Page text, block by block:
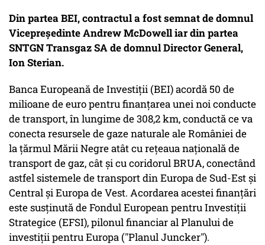
Din partea BEI, contractul a fost semnat de domnul
Vicepreședinte Andrew McDowell iar din partea
SNTGN Transgaz SA de domnul Director General,
Ion Sterian.
Banca Europeană de Investiții (BEI) acordă 50 de
milioane de euro pentru finanțarea unei noi conducte
de transport, în lungime de 308,2 km, conductă ce va
conecta resursele de gaze naturale ale României de
la țărmul Mării Negre atât cu rețeaua națională de
transport de gaz, cât și cu coridorul BRUA, conectând
astfel sistemele de transport din Europa de Sud-Est și
Central și Europa de Vest. Acordarea acestei finanțări
este susținută de Fondul European pentru Investiții
Strategice (EFSI), pilonul financiar al Planului de
investiții pentru Europa ("Planul Juncker").